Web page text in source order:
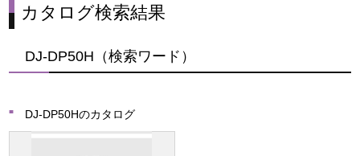
カタログ検索結果
DJ-DP50H（検索ワード）
DJ-DP50Hのカタログ